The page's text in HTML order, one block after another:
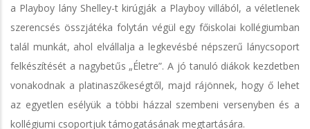
a Playboy lány Shelley-t kirúgják a Playboy villából, a véletlenek
szerencsés összjátéka folytán végül egy főiskolai kollégiumban
talál munkát, ahol elvállalja a legkevésbé népszerű lánycsoport
felkészítését a nagybetűs „Életre”. A jó tanuló diákok kezdetben
vonakodnak a platinaszőkeségtől, majd rájönnek, hogy ő lehet
az egyetlen esélyük a többi házzal szembeni versenyben és a
kollégiumi csoportjuk támogatásának megtartására.